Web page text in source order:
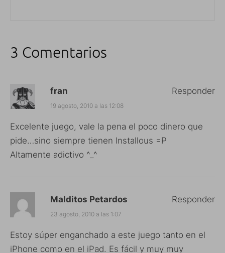
3 Comentarios
fran
19 agosto, 2010 a las 12:08
Excelente juego, vale la pena el poco dinero que
pide…sino siempre tienen Installous =P
Altamente adictivo ^_^
Responder
Malditos Petardos
23 agosto, 2010 a las 1:07
Estoy súper enganchado a este juego tanto en el
iPhone como en el iPad. Es fácil y muy muy
Responder